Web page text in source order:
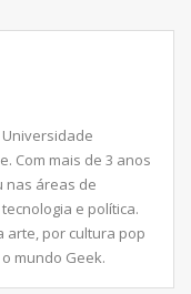
Com mais de 3 anos
nas áreas de
e política.
arte, por cultura pop
mundo Geek.